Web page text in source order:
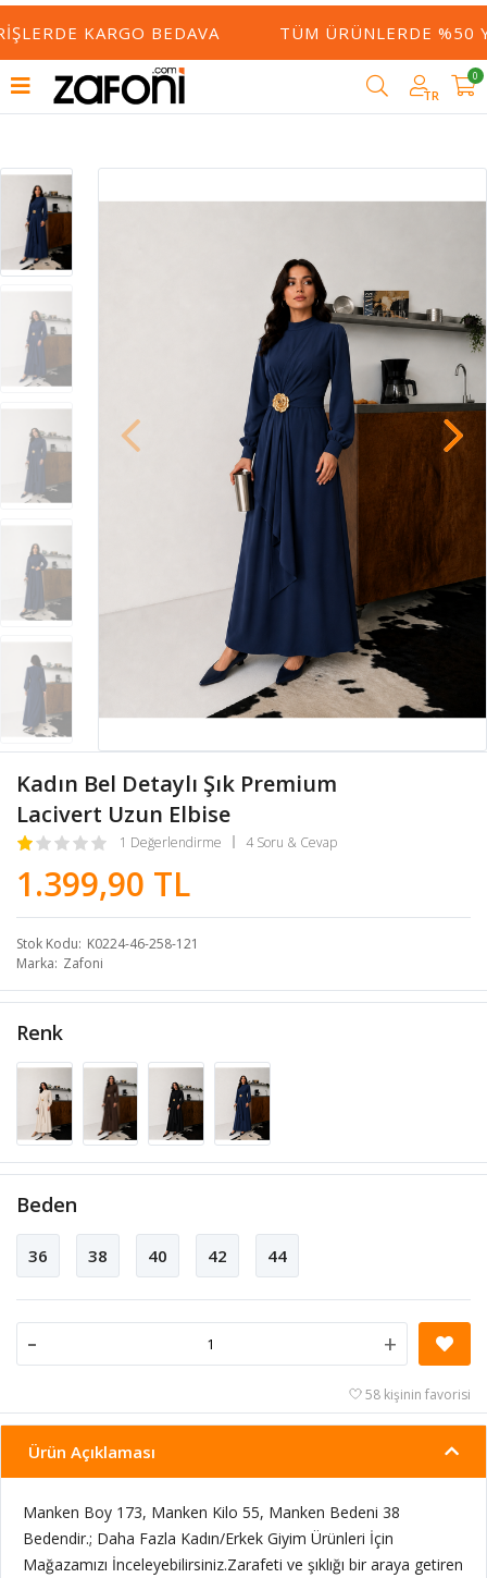
KARGO BEDAVA TÜM ÜRÜNLERDE %50
TR
0
Kadın Bel Detaylı Şık Premium
Lacivert Uzun Elbise
1 Değerlendirme 4 Soru & Cevap
1.399,90 TL
Stok Kodu K0224-46-258-121
Marka Zafoni
Renk
Beden
36 38 40 42 44
- +
58 kişinin favorisi
Ürün Açıklaması
Manken Boy 173, Manken Kilo 55, Manken Bedeni 38
Bedendir.; Daha Fazla Kadın/Erkek Giyim Ürünleri İçin
Mağazamızı İnceleyebilirsiniz.Zarafeti ve şıklığı bir araya getiren